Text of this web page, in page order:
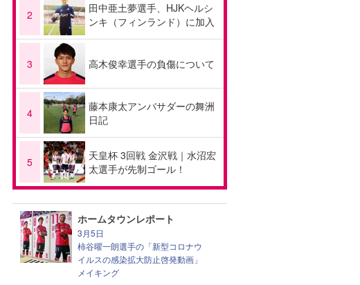
2
田中亜土夢選手、HJKヘルシ
ンキ（フィンランド）に加入
3 高木俊幸選手の負傷について
4
藤本康太アンバサダーの舞洲
日記
5
天皇杯 3回戦 金沢戦｜水沼宏
太選手が先制ゴール！
ホームタウンレポート
3月5日
柿谷曜一朗選手の「新型コロナウ
イルスの感染拡大防止啓発動画」
メイキング